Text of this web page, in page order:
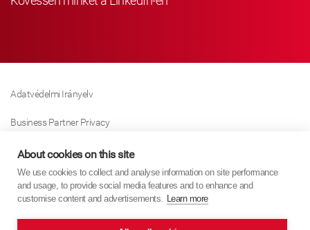
Adatvédelmi Irányelv
Business Partner Privacy
Sütikre Vonatkozó Irányelv
Modern Slavery Act Policy
About cookies on this site
We use cookies to collect and analyse information on site performance
and usage, to provide social media features and to enhance and
customise content and advertisements. Learn more